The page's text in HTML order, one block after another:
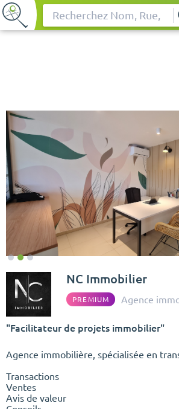
Rechercher
NC Immobilier
PREMIUM Agence
"Facilitateur de projets immobilier"
Agence immobilière, spécialisée en
Transactions
Ventes
Avis de valeur